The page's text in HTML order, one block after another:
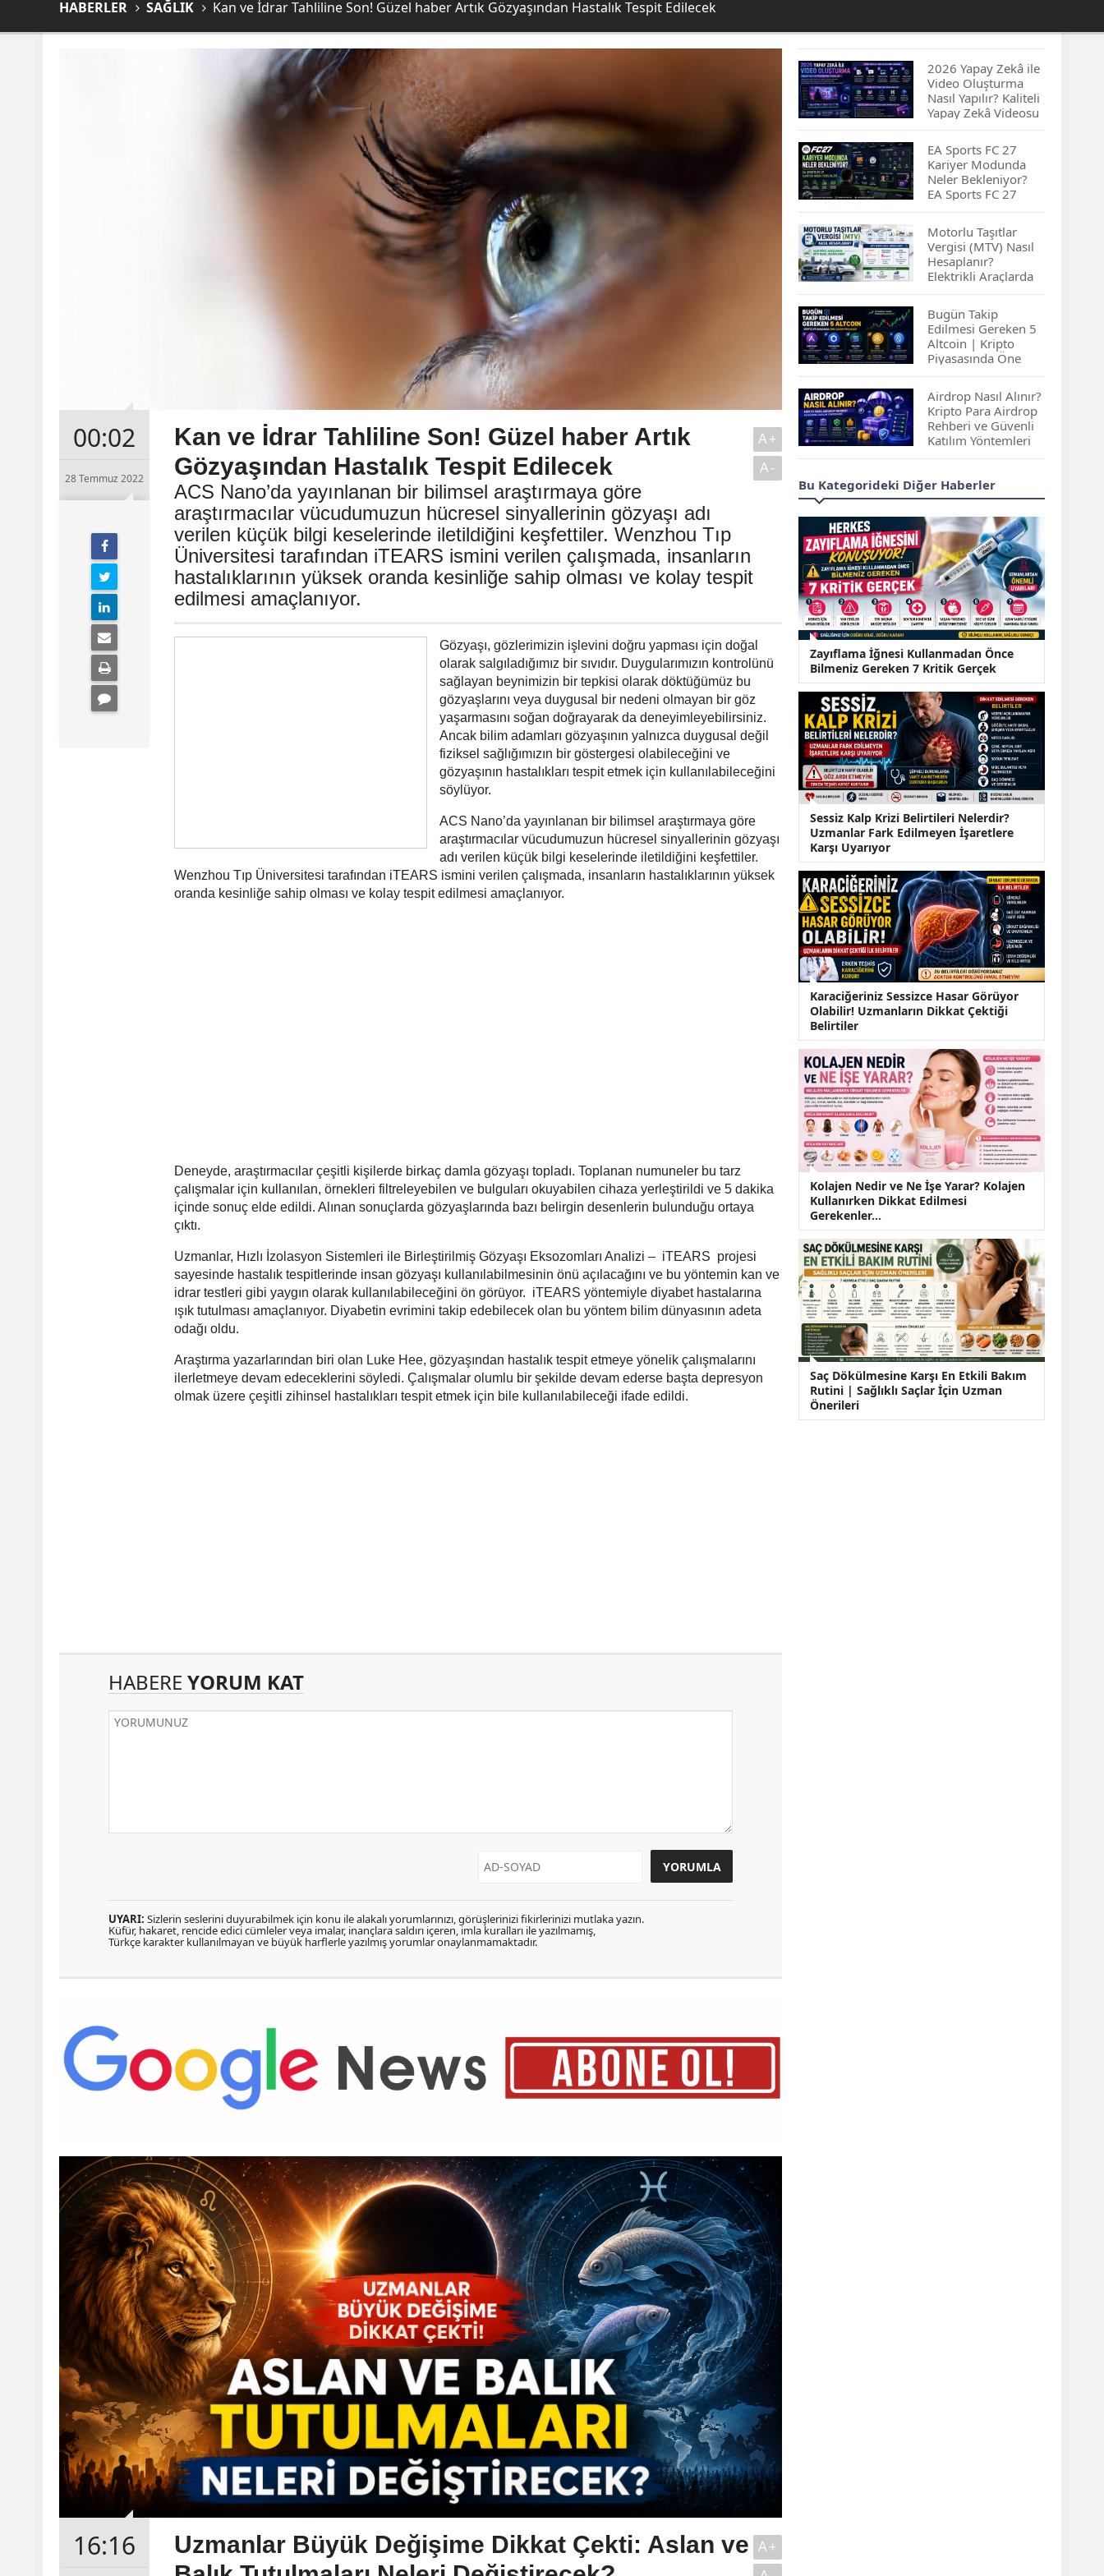
HABERLER SAĞLIK Kan ve İdrar Tahliline Son! Güzel haber Artık Gözyaşından Hastalık Tespit Edilecek
00:02
28 Temmuz 2022
Kan ve İdrar Tahliline Son! Güzel haber Artık
Gözyaşından Hastalık Tespit Edilecek
ACS Nano’da yayınlanan bir bilimsel araştırmaya göre
araştırmacılar vücudumuzun hücresel sinyallerinin gözyaşı adı
verilen küçük bilgi keselerinde iletildiğini keşfettiler. Wenzhou Tıp
Üniversitesi tarafından iTEARS ismini verilen çalışmada, insanların
hastalıklarının yüksek oranda kesinliğe sahip olması ve kolay tespit
edilmesi amaçlanıyor.
A+
A-
Gözyaşı, gözlerimizin işlevini doğru yapması için doğal
olarak salgıladığımız bir sıvıdır. Duygularımızın kontrolünü
sağlayan beynimizin bir tepkisi olarak döktüğümüz bu
gözyaşlarını veya duygusal bir nedeni olmayan bir göz
yaşarmasını soğan doğrayarak da deneyimleyebilirsiniz.
Ancak bilim adamları gözyaşının yalnızca duygusal değil
fiziksel sağlığımızın bir göstergesi olabileceğini ve
gözyaşının hastalıkları tespit etmek için kullanılabileceğini
söylüyor.
ACS Nano’da yayınlanan bir bilimsel araştırmaya göre
araştırmacılar vücudumuzun hücresel sinyallerinin gözyaşı
adı verilen küçük bilgi keselerinde iletildiğini keşfettiler.
Wenzhou Tıp Üniversitesi tarafından iTEARS ismini verilen çalışmada, insanların hastalıklarının yüksek
oranda kesinliğe sahip olması ve kolay tespit edilmesi amaçlanıyor.
Deneyde, araştırmacılar çeşitli kişilerde birkaç damla gözyaşı topladı. Toplanan numuneler bu tarz
çalışmalar için kullanılan, örnekleri filtreleyebilen ve bulguları okuyabilen cihaza yerleştirildi ve 5 dakika
içinde sonuç elde edildi. Alınan sonuçlarda gözyaşlarında bazı belirgin desenlerin bulunduğu ortaya
çıktı.
Uzmanlar, Hızlı İzolasyon Sistemleri ile Birleştirilmiş Gözyaşı Eksozomları Analizi – iTEARS projesi
sayesinde hastalık tespitlerinde insan gözyaşı kullanılabilmesinin önü açılacağını ve bu yöntemin kan ve
idrar testleri gibi yaygın olarak kullanılabileceğini ön görüyor. iTEARS yöntemiyle diyabet hastalarına
ışık tutulması amaçlanıyor. Diyabetin evrimini takip edebilecek olan bu yöntem bilim dünyasının adeta
odağı oldu.
Araştırma yazarlarından biri olan Luke Hee, gözyaşından hastalık tespit etmeye yönelik çalışmalarını
ilerletmeye devam edeceklerini söyledi. Çalışmalar olumlu bir şekilde devam ederse başta depresyon
olmak üzere çeşitli zihinsel hastalıkları tespit etmek için bile kullanılabileceği ifade edildi.
HABERE YORUM KAT
UYARI: Sizlerin seslerini duyurabilmek için konu ile alakalı yorumlarınızı, görüşlerinizi fikirlerinizi mutlaka yazın.
Küfür, hakaret, rencide edici cümleler veya imalar, inançlara saldırı içeren, imla kuralları ile yazılmamış,
Türkçe karakter kullanılmayan ve büyük harflerle yazılmış yorumlar onaylanmamaktadır.
16:16
Uzmanlar Büyük Değişime Dikkat Çekti: Aslan ve
A+
2026 Yapay Zekâ ile
Video Oluşturma
Nasıl Yapılır? Kaliteli
Yapay Zekâ Videosu
Hazırlamanın
İpuçları...
EA Sports FC 27
Kariyer Modunda
Neler Bekleniyor?
EA Sports FC 27
Kariyer Modu
Yenilikleri…
Motorlu Taşıtlar
Vergisi (MTV) Nasıl
Hesaplanır?
Elektrikli Araçlarda
MTV Nasıl
Hesaplanır? MTV
Borcu Nasıl
Sorgulanır?
Bugün Takip
Edilmesi Gereken 5
Altcoin | Kripto
Piyasasında Öne
Çıkan Projeler
Airdrop Nasıl Alınır?
Kripto Para Airdrop
Rehberi ve Güvenli
Katılım Yöntemleri
Spot ve Vadeli İşlem
Arasındaki Farklar |
İçin Daha Uygun?
ABD-İran Anlaşması
Sonrası Altın Rekora
Koştu, Petrol
Fiyatları Sert Düştü
Temmuz 2026 Maaş
Zammı Netleşiyor!
Memur, Emekli ve
Sosyal Yardımlarda
Yeni Oranlar
KOSGEB’den
KOBİ’lere Dev
Finansman Hamlesi:
36 Ay Vadeli 30
Milyon TL Destek
Emekli Maaşlarında
Temmuz Hesabı:
Zam Oranı ve Taban
Senaryolar
Bu Kategorideki Diğer Haberler
Zayıflama İğnesi Kullanmadan Önce
Bilmeniz Gereken 7 Kritik Gerçek
Sessiz Kalp Krizi Belirtileri Nelerdir?
Uzmanlar Fark Edilmeyen İşaretlere
Karşı Uyarıyor
Karaciğeriniz Sessizce Hasar Görüyor
Olabilir! Uzmanların Dikkat Çektiği
Belirtiler
Kolajen Nedir ve Ne İşe Yarar? Kolajen
Kullanırken Dikkat Edilmesi
Gerekenler…
Saç Dökülmesine Karşı En Etkili Bakım
Rutini | Sağlıklı Saçlar İçin Uzman
Önerileri